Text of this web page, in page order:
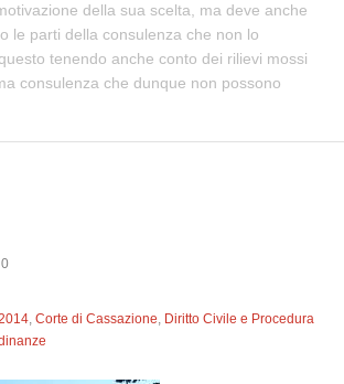
della sua scelta, ma deve anche
le parti della consulenza che non lo
tenendo anche conto dei rilievi mossi
consulenza che dunque non possono
0
,Corte di Cassazione, Diritto Civile e Procedura